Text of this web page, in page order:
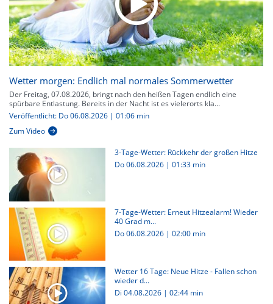
Wetter morgen: Endlich mal normales Sommerwetter
Der Freitag, 07.08.2026, bringt nach den heißen Tagen endlich eine
spürbare Entlastung. Bereits in der Nacht ist es vielerorts kla...
Veröffentlicht: Do 06.08.2026 | 01:06 min
Zum Video
3-Tage-Wetter: Rückkehr der großen Hitze
Do 06.08.2026 | 01:33 min
7-Tage-Wetter: Erneut Hitzealarm! Wieder
40 Grad m...
Do 06.08.2026 | 02:00 min
Wetter 16 Tage: Neue Hitze - Fallen schon
wieder d...
Di 04.08.2026 | 02:44 min